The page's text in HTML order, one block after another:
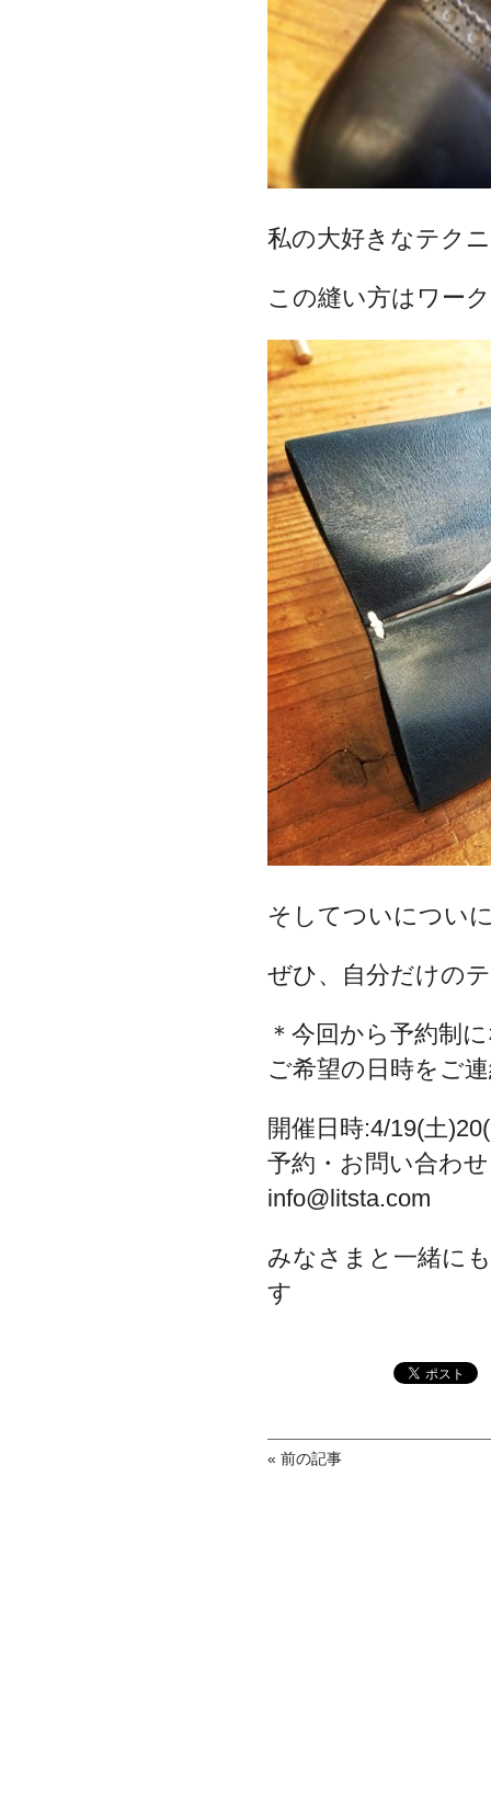
私の大好きなテク
この縫い方はワー
そしてついについ
ぜひ、自分だけの
＊今回から予約制
ご希望の日時をご
開催日時:4/19(土
予約・お問い合わ
info@litsta.com
みなさまと一緒に
す
« 前の記事